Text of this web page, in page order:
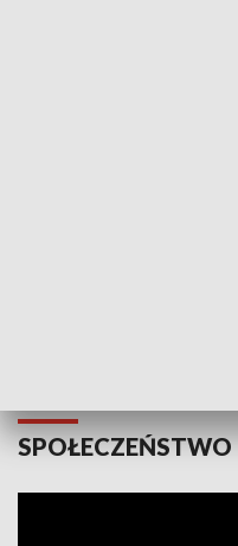
SPOŁECZEŃSTWO